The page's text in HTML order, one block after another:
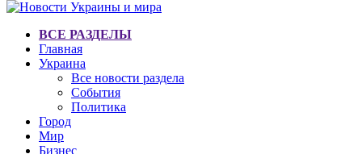
ВСЕ РАЗДЕЛЫ
Главная
Украина
Все новости раздела
События
Политика
Город
Мир
Бизнес